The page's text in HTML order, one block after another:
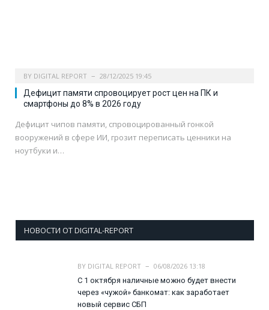
BY DIGITAL REPORT 28/12/2025 19:45
Дефицит памяти спровоцирует рост цен на ПК и
смартфоны до 8% в 2026 году
Дефицит чипов памяти, спровоцированный гонкой
вооружений в сфере ИИ, грозит переписать ценники на
ноутбуки и…
НОВОСТИ ОТ DIGITAL-REPORT
BY DIGITAL REPORT
06/08/2026 13:18
С 1 октября наличные можно будет внести
через «чужой» банкомат: как заработает
новый сервис СБП